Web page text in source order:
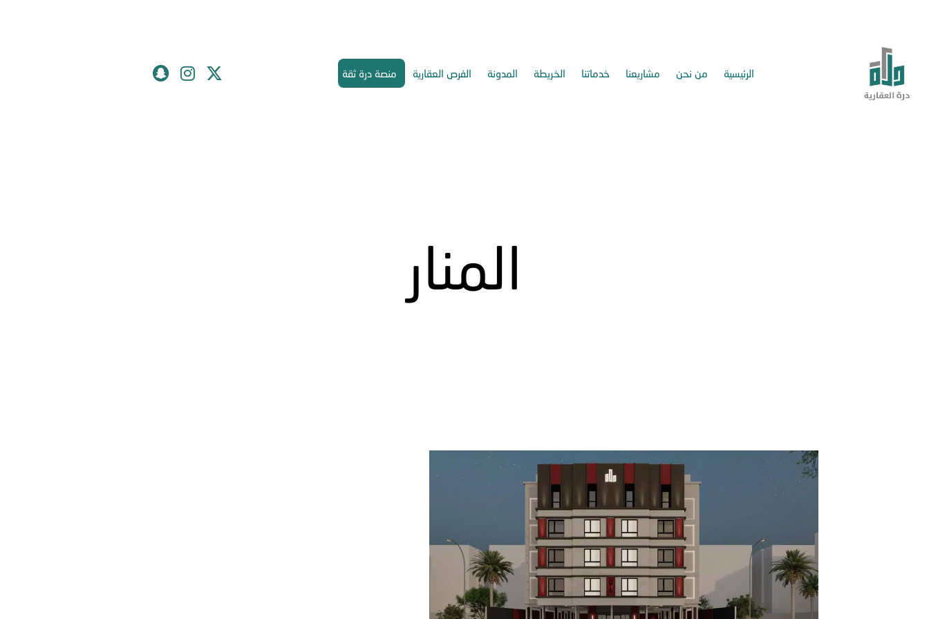
الرئيسية من نحن مشاريعنا خدماتنا الخريطة المدونة الفرص العقارية منصة درة ثقة
المنار